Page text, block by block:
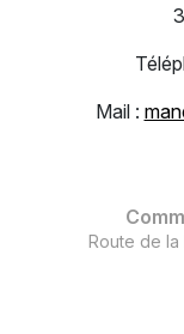
Mail :
Route de